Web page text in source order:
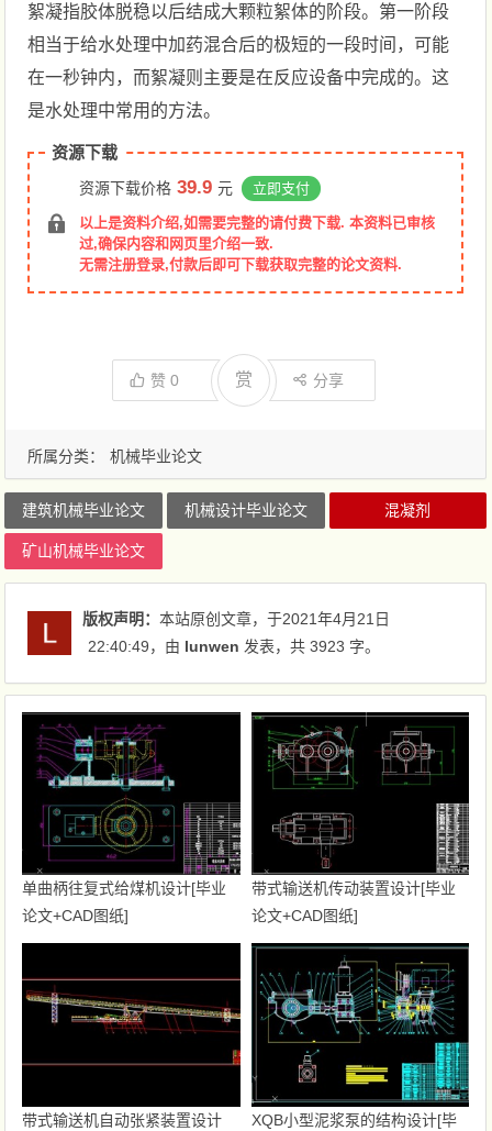
絮凝指胶体脱稳以后结成大颗粒絮体的阶段。第一阶段
相当于给水处理中加药混合后的极短的一段时间，可能
在一秒钟内，而絮凝则主要是在反应设备中完成的。这
是水处理中常用的方法。
资源下载
资源下载价格 39.9 元 立即支付
以上是资料介绍,如需要完整的请付费下载. 本资料已审核
过,确保内容和网页里介绍一致.
无需注册登录,付款后即可下载获取完整的论文资料.
赞0 赏 分享
所属分类： 机械毕业论文
建筑机械毕业论文 机械设计毕业论文 混凝剂
矿山机械毕业论文
版权声明：本站原创文章，于2021年4月21日
22:40:49，由 lunwen 发表，共 3923 字。
单曲柄往复式给煤机设计[毕业
论文+CAD图纸]
带式输送机传动装置设计[毕业
论文+CAD图纸]
带式输送机自动张紧装置设计
XQB小型泥浆泵的结构设计[毕